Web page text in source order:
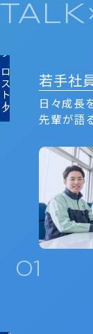
ーク 若⼿社
日々成長
先輩が語
01